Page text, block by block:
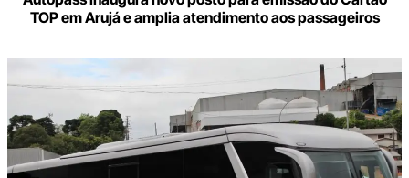
TOP em Arujá e amplia atendimento aos passageiros